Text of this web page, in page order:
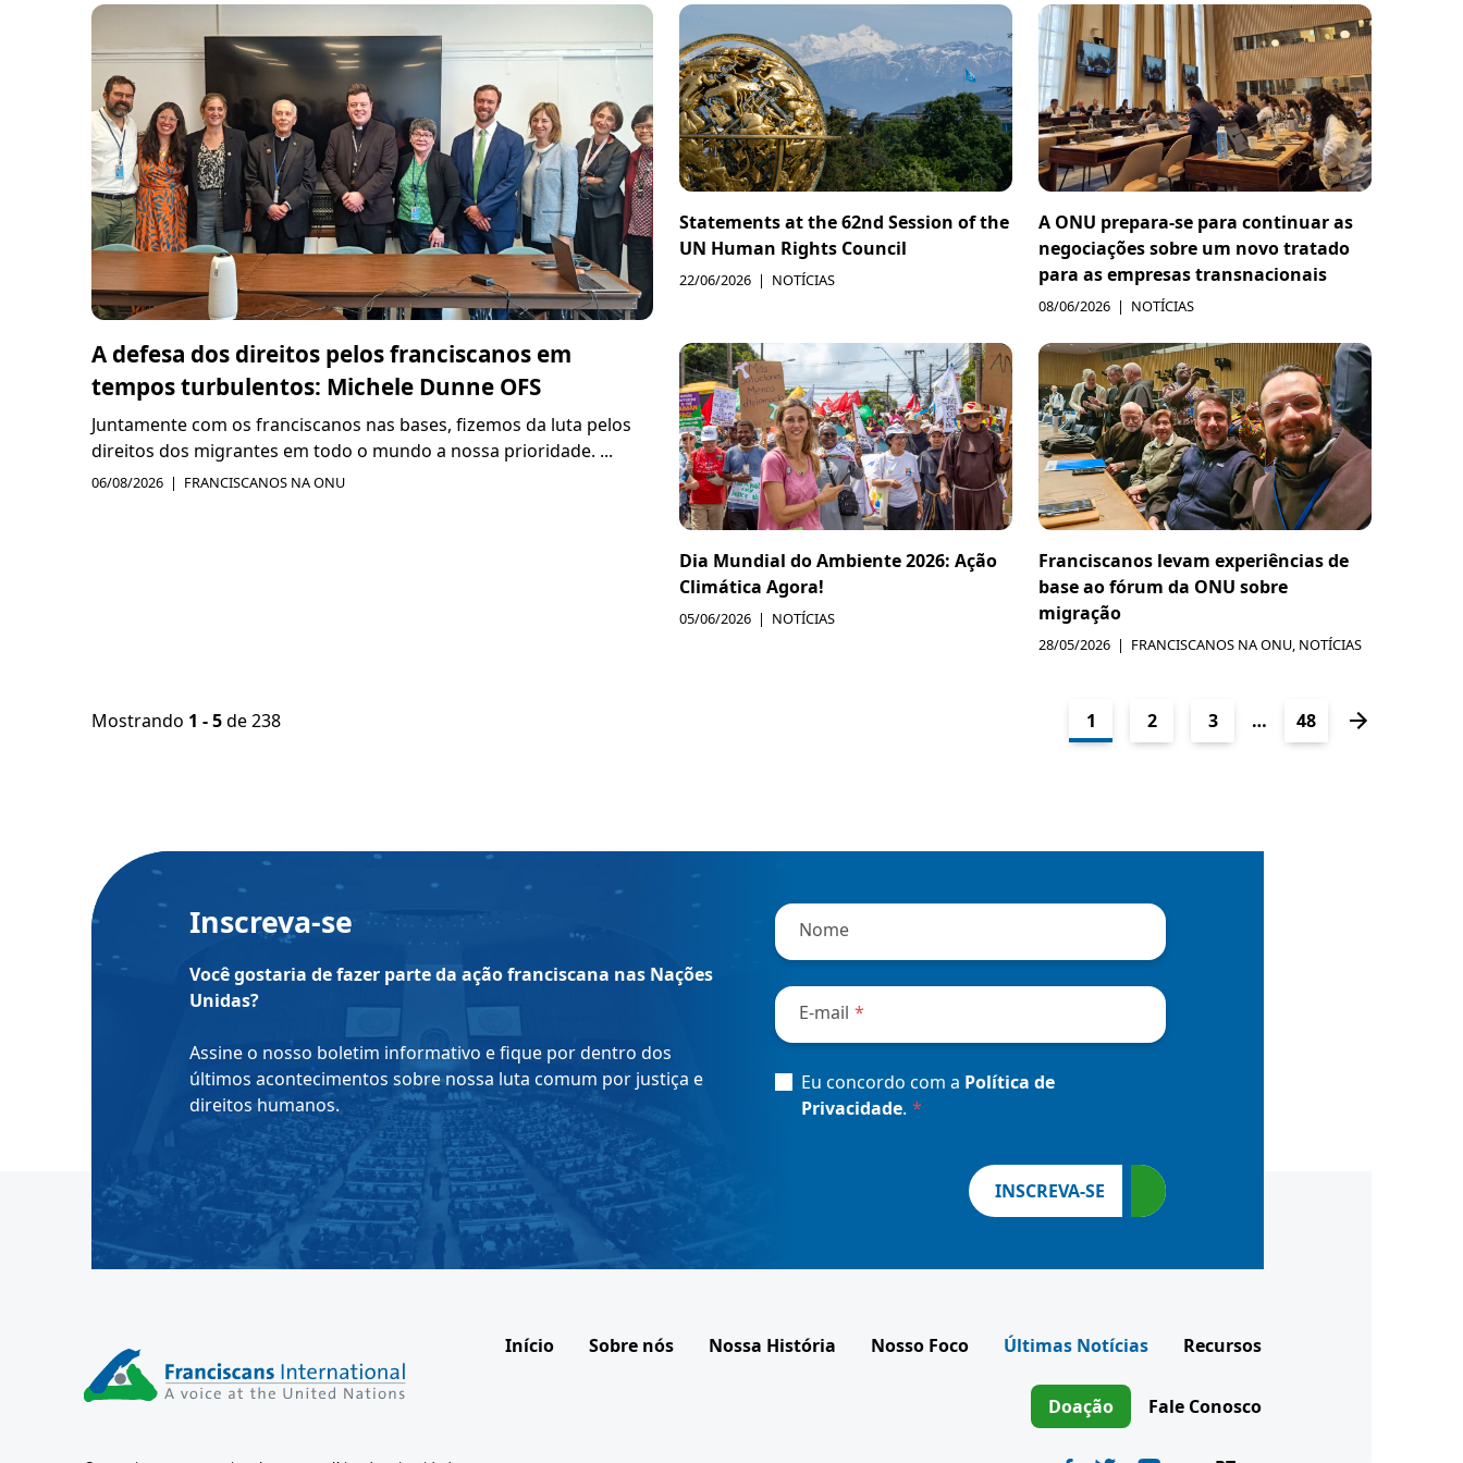
A defesa dos direitos pelos franciscanos em
tempos turbulentos: Michele Dunne OFS
Juntamente com os franciscanos nas bases, fizemos da luta pelos
direitos dos migrantes em todo o mundo a nossa prioridade. ...
06/08/2026 FRANCISCANOS NA ONU
Statements at the 62nd Session of the
UN Human Rights Council
22/06/2026 NOTÍCIAS
A ONU prepara-se para continuar as
negociações sobre um novo tratado
para as empresas transnacionais
08/06/2026 NOTÍCIAS
Dia Mundial do Ambiente 2026: Ação
Climática Agora!
05/06/2026 NOTÍCIAS
Franciscanos levam experiências de
base ao fórum da ONU sobre
migração
28/05/2026 FRANCISCANOS NA ONU, NOTÍCIAS
Mostrando 1 - 5de 238 1 2 3 … 48
Inscreva-se
Você gostaria de fazer parte da ação franciscana nas Nações
Unidas?
Assine o nosso boletim informativo e fique por dentro dos
últimos acontecimentos sobre nossa luta comum por justiça e
direitos humanos.
" *"
indica
campos
obrigatórios
Nome
E-mail *
Consent *
Eu concordo com a Política de
Privacidade. *
INSCREVA-SE
Início Sobre nós Nossa História Nosso Foco Últimas Notícias Recursos
Doação Fale Conosco